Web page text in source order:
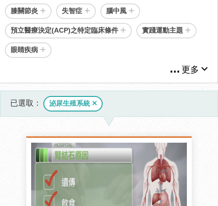
膝關節炎 失智症 腦中風
預立醫療決定(ACP)之特定臨床條件 實踐運動主題
眼睛疾病
更多
已選取 泌尿生殖系統